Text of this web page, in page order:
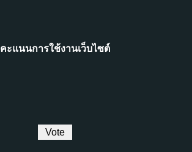
คะแนนการใช้งานเว็บไซต์